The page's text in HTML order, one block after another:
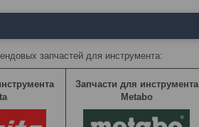
запчастей для инструмента:
Запчасти для инструмента
Metabo